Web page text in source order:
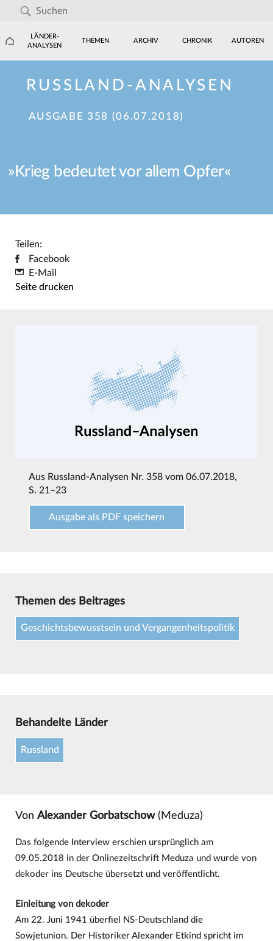
LÄNDER-
ANALYSEN
THEMEN ARCHIV CHRONIK AUTOREN
RUSSLAND-ANALYSEN
AUSGABE 358 (06.07.2018)
»Krieg bedeutet vor allem Opfer«
Teilen:
Facebook
E-Mail
Seite drucken
Aus Russland-Analysen Nr. 358 vom 06.07.2018,
S. 21–23
Ausgabe als PDF speichern
Themen des Beitrages
Geschichtsbewusstsein und Vergangenheitspolitik
Behandelte Länder
Russland
Von Alexander Gorbatschow(Meduza)
Das folgende Interview erschien ursprünglich am
09.05.2018 in der Onlinezeitschrift Meduza und wurde von
dekoder ins Deutsche übersetzt und veröffentlicht.
Einleitung von dekoder
Am 22. Juni 1941 überfiel NS-Deutschland die
Sowjetunion. Der Historiker Alexander Etkind spricht im